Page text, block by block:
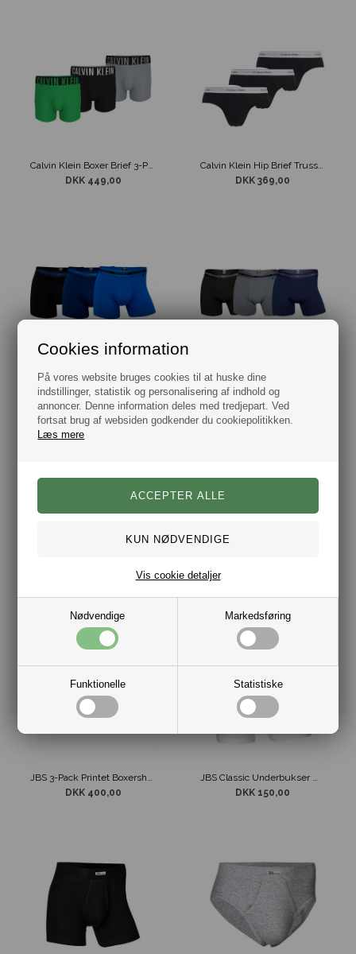
Cookies information
På vores website bruges cookies til at huske dine
indstillinger, statistik og personalisering af indhold og
annoncer. Denne information deles med tredjepart. Ved
fortsat brug af websiden godkender du cookiepolitikken.
Læs mere
Nødvendige Markedsføring
Funktionelle Statistiske
Vis cookie detaljer
DKK 449,00
Calvin Klein Hip Brief Trusse 3-pak Sort
DKK 369,00
DKK 400,00
DKK 400,00
JBS 3-Pack Bamboo Tights Sort
DKK 400,00
DKK 150,00